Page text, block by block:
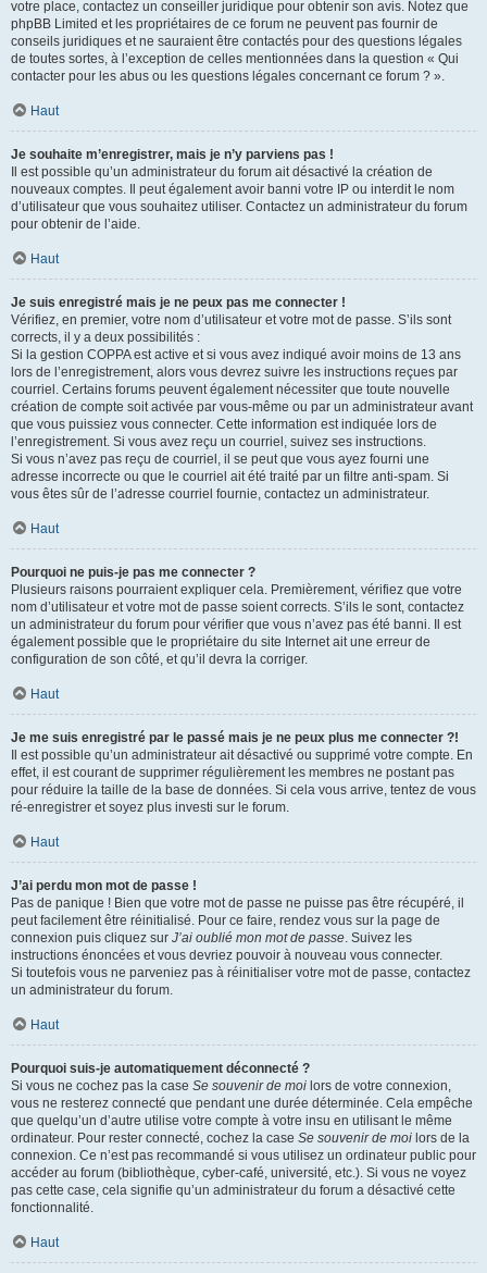
votre place, contactez un conseiller juridique pour obtenir son avis. Notez que
phpBB Limited et les propriétaires de ce forum ne peuvent pas fournir de
conseils juridiques et ne sauraient être contactés pour des questions légales
de toutes sortes, à l’exception de celles mentionnées dans la question « Qui
contacter pour les abus ou les questions légales concernant ce forum ? ».
Haut
Je souhaite m’enregistrer, mais je n’y parviens pas !
Il est possible qu’un administrateur du forum ait désactivé la création de
nouveaux comptes. Il peut également avoir banni votre IP ou interdit le nom
d’utilisateur que vous souhaitez utiliser. Contactez un administrateur du forum
pour obtenir de l’aide.
Haut
Je suis enregistré mais je ne peux pas me connecter !
Vérifiez, en premier, votre nom d’utilisateur et votre mot de passe. S’ils sont
corrects, il y a deux possibilités :
Si la gestion COPPA est active et si vous avez indiqué avoir moins de 13 ans
lors de l’enregistrement, alors vous devrez suivre les instructions reçues par
courriel. Certains forums peuvent également nécessiter que toute nouvelle
création de compte soit activée par vous-même ou par un administrateur avant
que vous puissiez vous connecter. Cette information est indiquée lors de
l’enregistrement. Si vous avez reçu un courriel, suivez ses instructions.
Si vous n’avez pas reçu de courriel, il se peut que vous ayez fourni une
adresse incorrecte ou que le courriel ait été traité par un filtre anti-spam. Si
vous êtes sûr de l’adresse courriel fournie, contactez un administrateur.
Haut
Pourquoi ne puis-je pas me connecter ?
Plusieurs raisons pourraient expliquer cela. Premièrement, vérifiez que votre
nom d’utilisateur et votre mot de passe soient corrects. S’ils le sont, contactez
un administrateur du forum pour vérifier que vous n’avez pas été banni. Il est
également possible que le propriétaire du site Internet ait une erreur de
configuration de son côté, et qu’il devra la corriger.
Haut
Je me suis enregistré par le passé mais je ne peux plus me connecter ?!
Il est possible qu’un administrateur ait désactivé ou supprimé votre compte. En
effet, il est courant de supprimer régulièrement les membres ne postant pas
pour réduire la taille de la base de données. Si cela vous arrive, tentez de vous
ré-enregistrer et soyez plus investi sur le forum.
Haut
J’ai perdu mon mot de passe !
Pas de panique ! Bien que votre mot de passe ne puisse pas être récupéré, il
peut facilement être réinitialisé. Pour ce faire, rendez vous sur la page de
connexion puis cliquez sur J’ai oublié mon mot de passe. Suivez les
instructions énoncées et vous devriez pouvoir à nouveau vous connecter.
Si toutefois vous ne parveniez pas à réinitialiser votre mot de passe, contactez
un administrateur du forum.
Haut
Pourquoi suis-je automatiquement déconnecté ?
Si vous ne cochez pas la case Se souvenir de moi lors de votre connexion,
vous ne resterez connecté que pendant une durée déterminée. Cela empêche
que quelqu’un d’autre utilise votre compte à votre insu en utilisant le même
ordinateur. Pour rester connecté, cochez la case Se souvenir de moi lors de la
connexion. Ce n’est pas recommandé si vous utilisez un ordinateur public pour
accéder au forum (bibliothèque, cyber-café, université, etc.). Si vous ne voyez
pas cette case, cela signifie qu’un administrateur du forum a désactivé cette
fonctionnalité.
Haut